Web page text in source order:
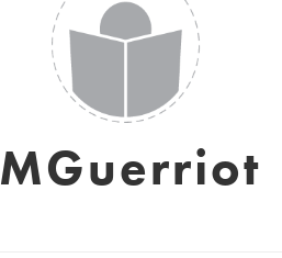
MGuerriot